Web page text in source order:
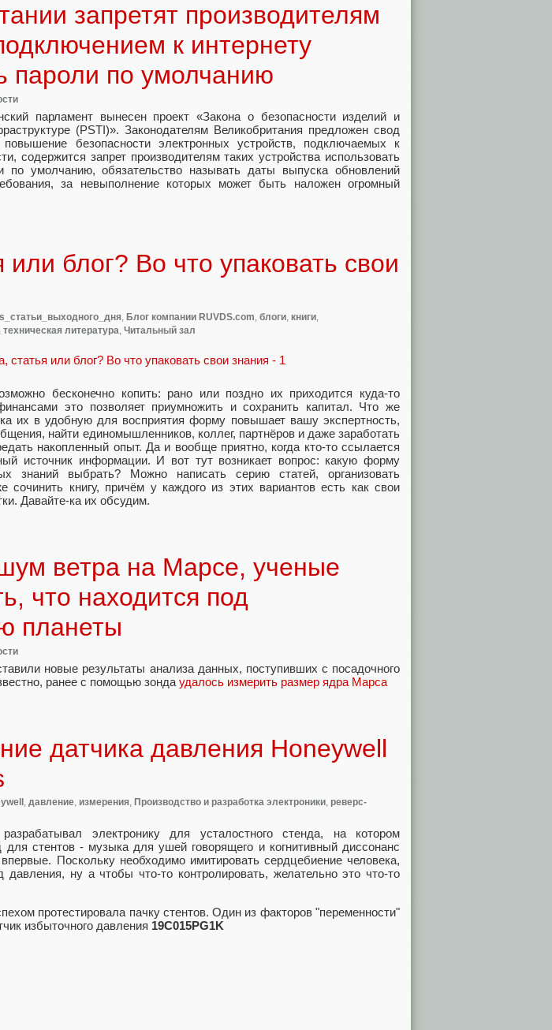
запретят производителям
к интернету
пароли по умолчанию
парламент вынесен проект «Закона о безопасности изделий и
(PSTI)». Законодателям Великобритания предложен свод
безопасности электронных устройств, подключаемых к
содержится запрет производителям таких устройства использовать
по умолчанию, обязательство называть даты выпуска обновлений
за невыполнение которых может быть наложен огромный
или блог? Во что упаковать свои
, Блог компании RUVDS.com, блоги, книги,
, техническая литература, Читальный зал
бесконечно копить: рано или поздно их приходится куда-то
это позволяет приумножить и сохранить капитал. Что же
их в удобную для восприятия форму повышает вашу экспертность,
найти единомышленников, коллег, партнёров и даже заработать
накопленный опыт. Да и вообще приятно, когда кто-то ссылается
источник информации. И вот тут возникает вопрос: какую форму
знаний выбрать? Можно написать серию статей, организовать
сочинить книгу, причём у каждого из этих вариантов есть как свои
Давайте-ка их обсудим.
ветра на Марсе, ученые
что находится под
планеты
новые результаты анализа данных, поступивших с посадочного
ранее с помощью зонда удалось измерить размер ядра Марса
датчика давления Honeywell
, давление, измерения, Производство и разработка электроники, реверс-
электронику для усталостного стенда, на котором
стентов - музыка для ушей говорящего и когнитивный диссонанс
Поскольку необходимо имитировать сердцебиение человека,
давления, ну а чтобы что-то контролировать, желательно это что-то
протестировала пачку стентов. Один из факторов "переменности"
избыточного давления 19C015PG1K